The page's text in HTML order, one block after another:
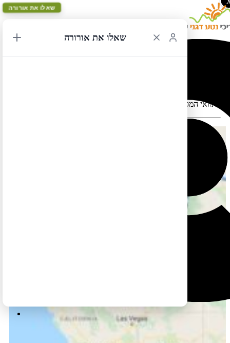
תוואי המסלול במפה עלול להתעוות כאשר יש במקום כבישים סגורים
שאלו את אורורה
שאלו את אורורה